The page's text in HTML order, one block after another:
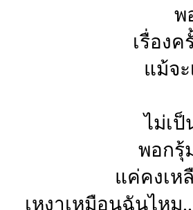
พ
เรื่องค
แม้จ
ไม่เป็
พอกรุ้
แค่คงเห
เหงาเหมือนฉันไหม